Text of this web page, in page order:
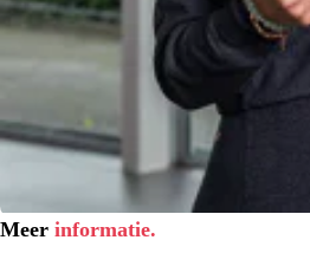
Meer informatie.